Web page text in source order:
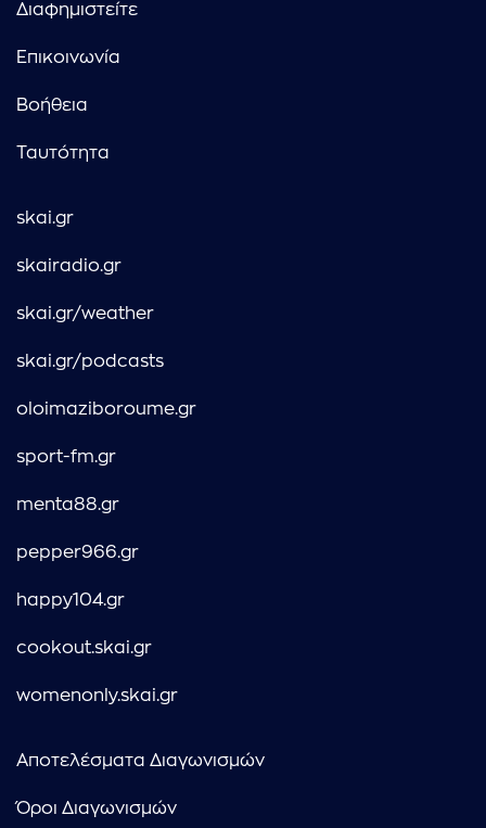
Διαφημιστείτε
Επικοινωνία
Βοήθεια
Ταυτότητα
skai.gr
skairadio.gr
skai.gr/weather
skai.gr/podcasts
oloimaziboroume.gr
sport-fm.gr
menta88.gr
pepper966.gr
happy104.gr
cookout.skai.gr
womenonly.skai.gr
Αποτελέσματα Διαγωνισμών
Όροι Διαγωνισμών